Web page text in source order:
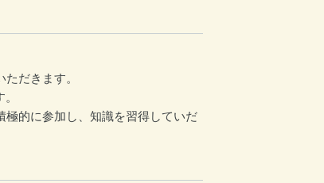
だきます。
極的に参加し、知識を習得していだ